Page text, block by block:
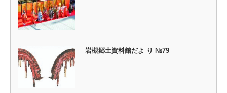
岩槻郷土資料館だよ り №79